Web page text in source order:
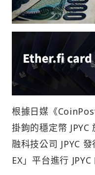
根據日媒《
掛鉤的穩定幣
融科技公司 JPYC
EX」平台進行